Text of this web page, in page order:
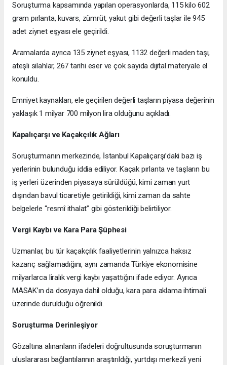
Soruşturma kapsamında yapılan operasyonlarda, 115 kilo 602
gram pırlanta, kuvars, zümrüt, yakut gibi değerli taşlar ile 945
adet ziynet eşyası ele geçirildi.
Aramalarda ayrıca 135 ziynet eşyası, 1132 değerli maden taşı,
ateşli silahlar, 267 tarihi eser ve çok sayıda dijital materyale el
konuldu.
Emniyet kaynakları, ele geçirilen değerli taşların piyasa değerinin
yaklaşık 1 milyar 700 milyon lira olduğunu açıkladı.
Kapalıçarşı ve Kaçakçılık Ağları
Soruşturmanın merkezinde, İstanbul Kapalıçarşı’daki bazı iş
yerlerinin bulunduğu iddia ediliyor. Kaçak pırlanta ve taşların bu
iş yerleri üzerinden piyasaya sürüldüğü, kimi zaman yurt
dışından bavul ticaretiyle getirildiği, kimi zaman da sahte
belgelerle “resmî ithalat” gibi gösterildiği belirtiliyor.
Vergi Kaybı ve Kara Para Şüphesi
Uzmanlar, bu tür kaçakçılık faaliyetlerinin yalnızca haksız
kazanç sağlamadığını, aynı zamanda Türkiye ekonomisine
milyarlarca liralık vergi kaybı yaşattığını ifade ediyor. Ayrıca
MASAK’ın da dosyaya dahil olduğu, kara para aklama ihtimali
üzerinde durulduğu öğrenildi.
Soruşturma Derinleşiyor
Gözaltına alınanların ifadeleri doğrultusunda soruşturmanın
uluslararası bağlantılarının araştırıldığı, yurtdışı merkezli yeni